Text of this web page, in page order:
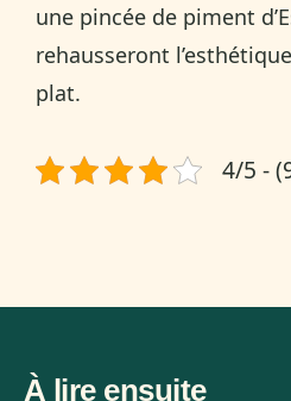
une pincée de piment
rehausseront
plat.
4/5 -
À lire ensuite